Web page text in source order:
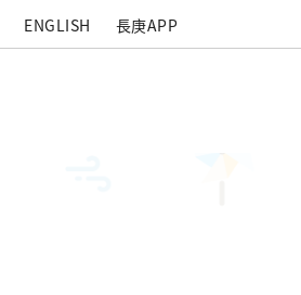
ENGLISH 長庚APP